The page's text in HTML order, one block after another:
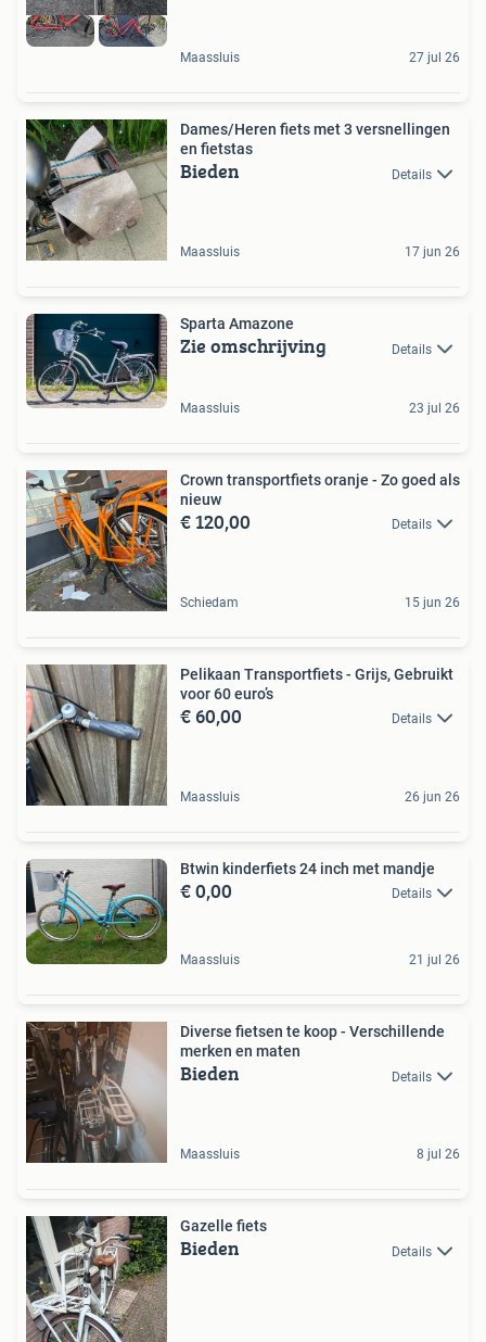
Maassluis 27 jul 26
Dames/Heren fiets met 3 versnellingen
en fietstas
Bieden Details
Maassluis 17 jun 26
Sparta Amazone
Zie omschrijving Details
Maassluis 23 jul 26
Crown transportfiets oranje - Zo goed als
nieuw
€ 120,00 Details
Schiedam 15 jun 26
Pelikaan Transportfiets - Grijs, Gebruikt
voor 60 euro’s
€ 60,00 Details
Maassluis 26 jun 26
Btwin kinderfiets 24 inch met mandje
€ 0,00 Details
Maassluis 21 jul 26
Diverse fietsen te koop - Verschillende
merken en maten
Bieden Details
Maassluis 8 jul 26
Gazelle fiets
Bieden Details